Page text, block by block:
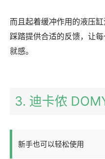
而且起着缓冲作用的液压
踩踏提供合适的反馈，让
就感。
3. 迪卡侬
新手也可以轻松使用